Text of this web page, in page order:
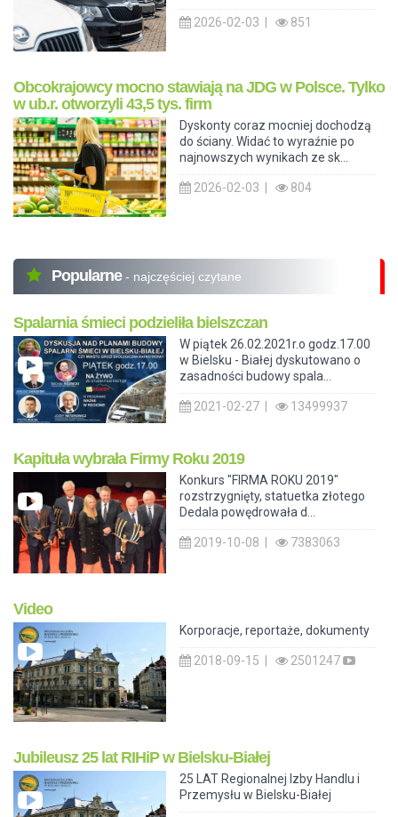
2026-02-03 | 851
Obcokrajowcy mocno stawiają na JDG w Polsce. Tylko
w ub.r. otworzyli 43,5 tys. firm
Dyskonty coraz mocniej dochodzą
do ściany. Widać to wyraźnie po
najnowszych wynikach ze sk...
2026-02-03 | 804
Popularne - najczęściej czytane
Spalarnia śmieci podzieliła bielszczan
W piątek 26.02.2021r.o godz.17.00
w Bielsku - Białej dyskutowano o
zasadności budowy spala...
2021-02-27 | 13499937
Kapituła wybrała Firmy Roku 2019
Konkurs "FIRMA ROKU 2019"
rozstrzygnięty, statuetka złotego
Dedala powędrowała d...
2019-10-08 | 7383063
Video
Korporacje, reportaże, dokumenty
2018-09-15 | 2501247
Jubileusz 25 lat RIHiP w Bielsku-Białej
25 LAT Regionalnej Izby Handlu i
Przemysłu w Bielsku-Białej